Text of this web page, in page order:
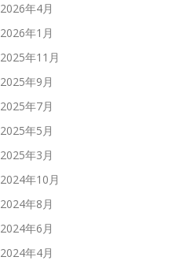
2026年4月
2026年1月
2025年11月
2025年9月
2025年7月
2025年5月
2025年3月
2024年10月
2024年8月
2024年6月
2024年4月